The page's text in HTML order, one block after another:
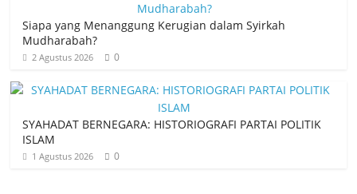
Siapa yang Menanggung Kerugian dalam Syirkah
Mudharabah?
2 Agustus 2026 0
SYAHADAT BERNEGARA: HISTORIOGRAFI PARTAI POLITIK
ISLAM
1 Agustus 2026 0